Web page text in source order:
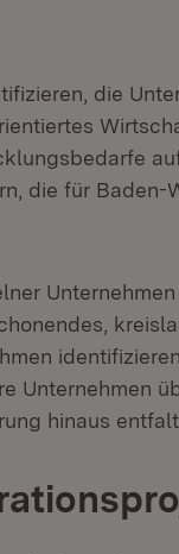
die
die für
Unternehmen
hinaus